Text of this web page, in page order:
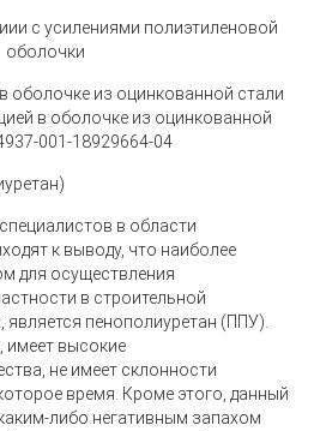
с усилениями полиэтиленовой
оболочки
в оболочке из оцинкованной
001-18929664-04
в области
к выводу, что наиболее
для осуществления
в строительной
пенополиуретан (ППУ).
имеет высокие
не имеет склонности
время. Кроме этого, данный
либо негативным запахом